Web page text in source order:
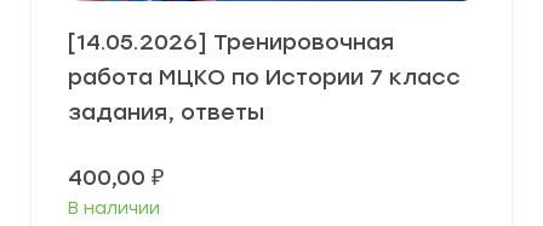
[14.05.2026] Тренировочная
работа МЦКО по Истории 7 класс
задания, ответы
400,00 ₽
В наличии